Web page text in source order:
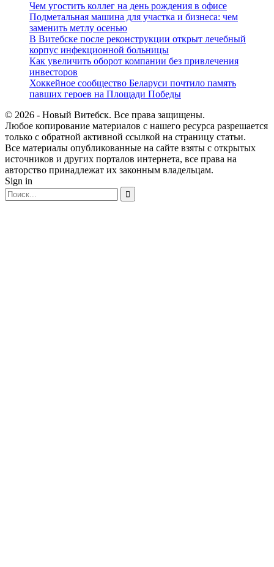
Чем угостить коллег на день рождения в офисе
Подметальная машина для участка и бизнеса: чем
заменить метлу осенью
В Витебске после реконструкции открыт лечебный
корпус инфекционной больницы
Как увеличить оборот компании без привлечения
инвесторов
Хоккейное сообщество Беларуси почтило память
павших героев на Площади Победы
© 2026 - Новый Витебск. Все права защищены.
Любое копирование материалов с нашего ресурса разрешается
только с обратной активной ссылкой на страницу статьи.
Все материалы опубликованные на сайте взяты с открытых
источников и других порталов интернета, все права на
авторство принадлежат их законным владельцам.
Sign in